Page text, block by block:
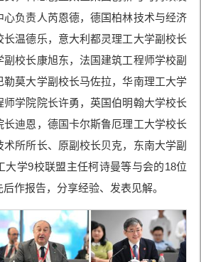
心负责人芮恩德，德国柏林技术与经济
长温德乐，意大利都灵理工大学副校长
校长康旭东，法国建筑工程师学校副
莫大学副校长马佐拉，华南理工大学
学院院长许勇，英国伯明翰大学校长
迪恩，德国卡尔斯鲁厄理工大学校长
所所长、原副校长贝克，东南大学副
大学9校联盟主任柯诗曼等与会的18位
作报告，分享经验、发表见解。